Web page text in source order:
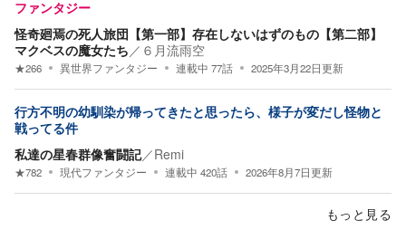
ファンタジー
怪奇廻焉の死人旅団【第一部】存在しないはずのもの【第二部】
マクベスの魔女たち ／ ６月流雨空
★266 異世界ファンタジー 連載中 77話 2025年3月22日更新
行方不明の幼馴染が帰ってきたと思ったら、様子が変だし怪物と
戦ってる件
私達の星春群像奮闘記／Remi
★782 現代ファンタジー 連載中 420話 2026年8月7日更新
もっと見る